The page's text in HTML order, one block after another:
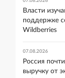
Власти
поддержке
Wildberries
07.08.2026
Россия
выручку от